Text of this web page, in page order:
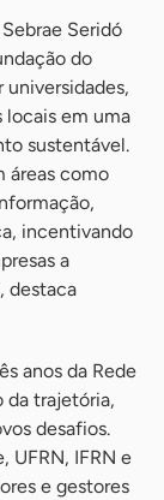
Seridó
do
universidades,
em uma
sustentável.
áreas como
incentivando
a
destaca
anos da Rede
da trajetória,
desafios.
UFRN, IFRN e
e gestores